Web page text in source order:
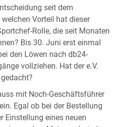
seit dem
Vorteil hat dieser
Rolle, die seit Monaten
Bis 30. Juni erst einmal
den Löwen nach db24-
vollziehen. Hat der e.V.
mit Noch-Geschäftsführer
Egal ob bei der Bestellung
Einstellung eines neuen